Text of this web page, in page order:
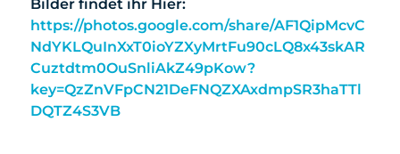
Bilder findet ihr Hier:
https://photos.google.com/share/AF1QipMcvC
NdYKLQuInXxT0ioYZXyMrtFu90cLQ8x43skAR
Cuztdtm0OuSnliAkZ49pKow?
key=QzZnVFpCN21DeFNQZXAxdmpSR3haTTl
DQTZ4S3VB